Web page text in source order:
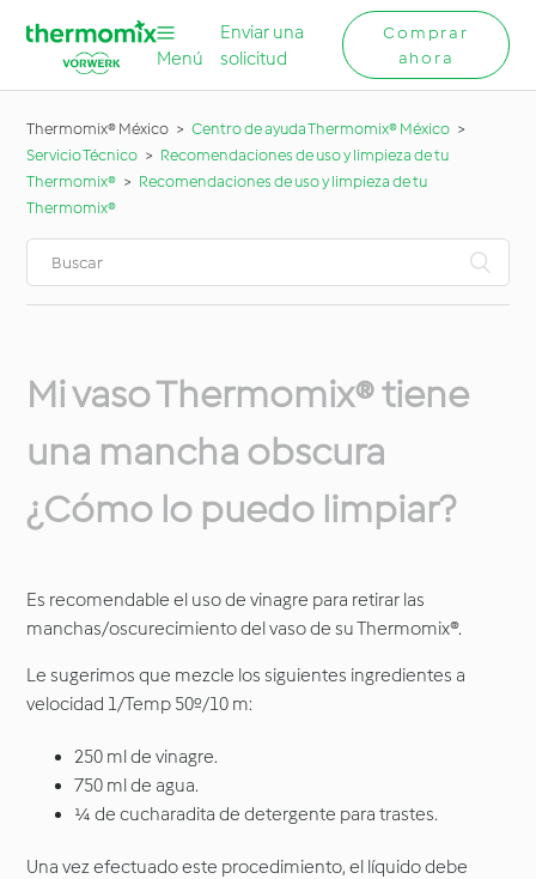
Menú
Enviar una
solicitud
Comprar
ahora
Thermomix® México
Centro de ayuda Thermomix® México
Servicio Técnico
Recomendaciones de uso y limpieza de tu
Thermomix®
Recomendaciones de uso y limpieza de tu
Thermomix®
Mi vaso Thermomix® tiene
una mancha obscura
¿Cómo lo puedo limpiar?
Es recomendable el uso de vinagre para retirar las
manchas/oscurecimiento del vaso de su Thermomix®.
Le sugerimos que mezcle los siguientes ingredientes a
velocidad 1/Temp 50º/10 m:
250 ml de vinagre.
750 ml de agua.
¼ de cucharadita de detergente para trastes.
Una vez efectuado este procedimiento, el líquido debe